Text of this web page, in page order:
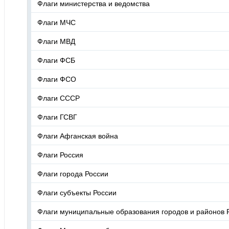
Флаги министерства и ведомства
Флаги МЧС
Флаги МВД
Флаги ФСБ
Флаги ФСО
Флаги СССР
Флаги ГСВГ
Флаги Афганская война
Флаги Россия
Флаги города России
Флаги субъекты России
Флаги муниципальные образования городов и районов